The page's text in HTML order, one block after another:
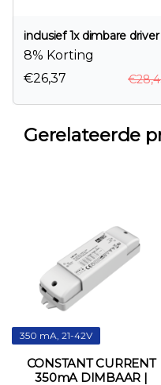
inclusief 1x dimbare
8% Korting
€26,37
Gerelateerde
350 mA, 21-42V
CONSTANT CURRENT
350mA DIMBAAR |